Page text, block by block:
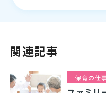
関連記事
保育の仕